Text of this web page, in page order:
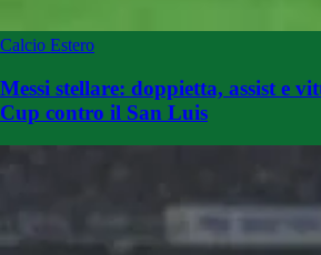
Calcio Estero
Messi stellare: doppietta, assist e
Cup contro il San Luis